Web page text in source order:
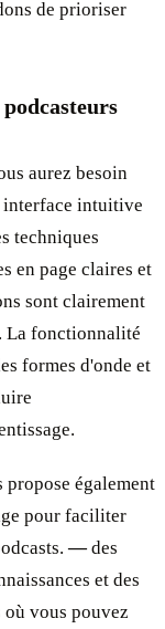
de prioriser
aurez besoin
interface intuitive
techniques
en page claires et
sont clairement
La fonctionnalité
formes d'onde et
également
pour faciliter
—des
et des
vous pouvez